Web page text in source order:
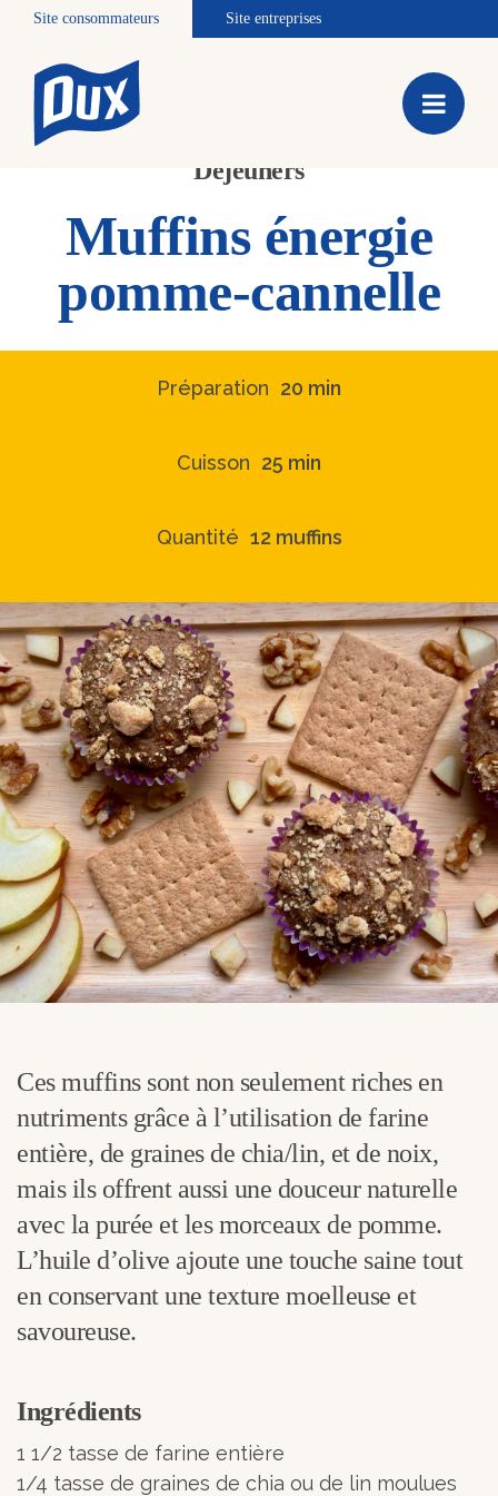
Site consommateurs Site entreprises
Déjeuners
Muffins énergie
pomme-cannelle
Préparation 20 min
Cuisson 25 min
Quantité 12 muffins
Ces muffins sont non seulement riches en
nutriments grâce à l’utilisation de farine
entière, de graines de chia/lin, et de noix,
mais ils offrent aussi une douceur naturelle
avec la purée et les morceaux de pomme.
L’huile d’olive ajoute une touche saine tout
en conservant une texture moelleuse et
savoureuse.
Ingrédients
1 1/2 tasse de farine entière
1/4 tasse de graines de chia ou de lin moulues